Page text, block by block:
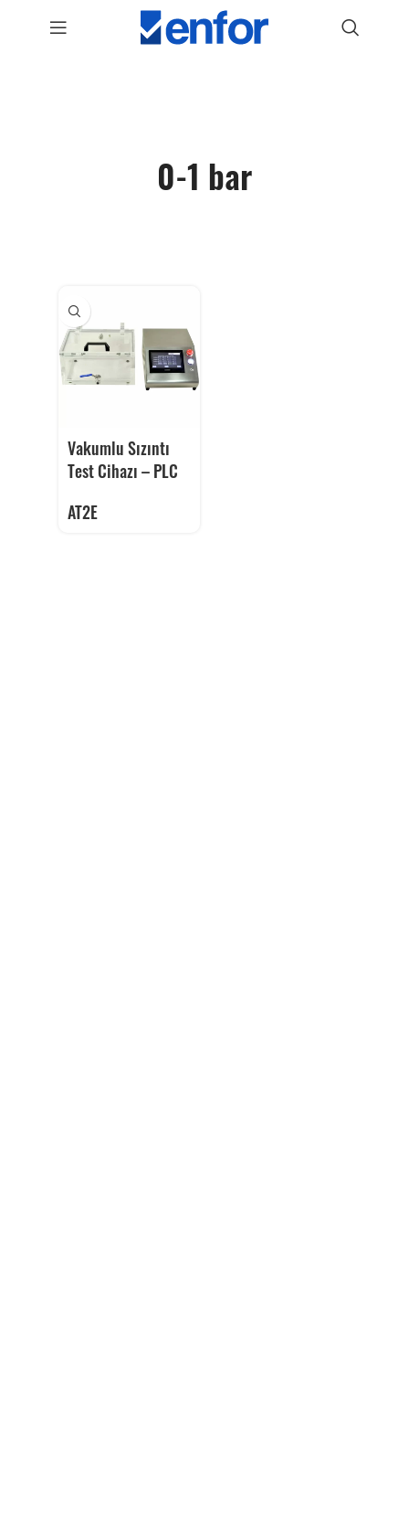
0-1 bar
Vakumlu Sızıntı
Test Cihazı – PLC
AT2E